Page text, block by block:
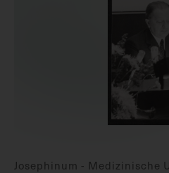
Josephinum - Medizinische